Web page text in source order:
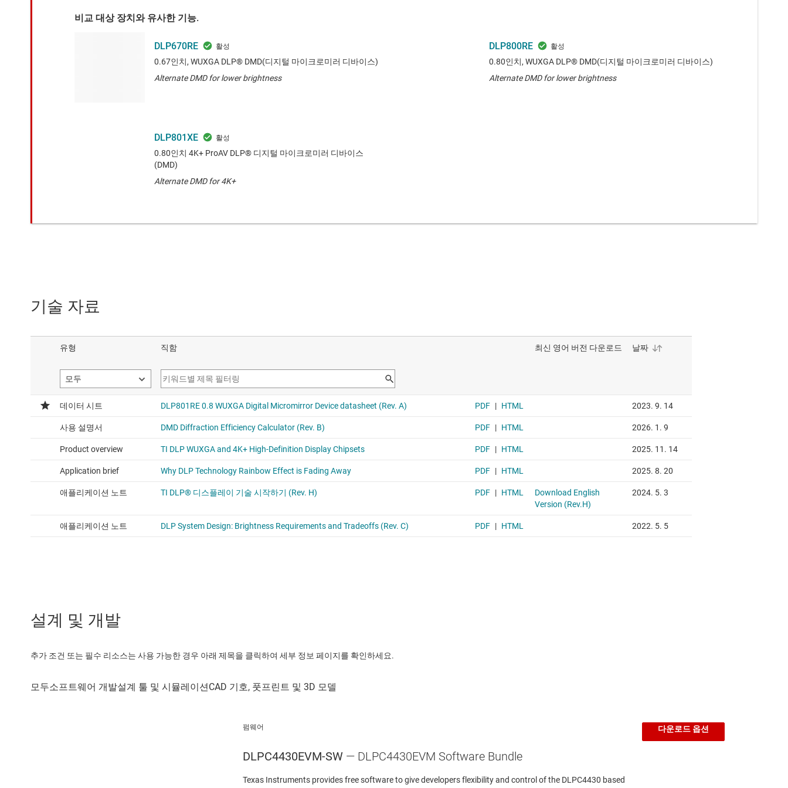
비교 대상 장치와 유사한 기능.
DLP670RE
0.67인치, WUXGA DLP® DMD(디지털 마이크로미러 디바이스)
Alternate DMD for lower brightness
DLP800RE
0.80인치, WUXGA DLP® DMD(디지털 마이크로미러 디바이스)
Alternate DMD for lower brightness
DLP801XE
0.80인치 4K+ ProAV DLP® 디지털 마이크로미러 디바이스
(DMD)
Alternate DMD for 4K+
기술 자료
설계 및 개발
추가 조건 또는 필수 리소스는 사용 가능한 경우 아래 제목을 클릭하여 세부 정보 페이지를 확인하세요.
펌웨어
DLPC4430EVM-SW — DLPC4430EVM Software Bundle
Texas Instruments provides free software to give developers flexibility and control of the DLPC4430 based
다운로드 옵션